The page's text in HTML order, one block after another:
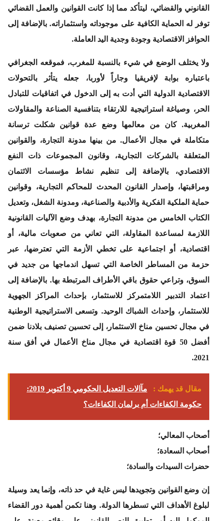
القانوني والقضائي، ليتأكد مما إذا كانت القوانين والعمل القضائي
توفر له الحماية الكافية على موجوداته واستثماراته. بالإضافة إلى
الحوافز الاقتصادية وجودة وجدية اليد العاملة.
ولا يختلف الوضع في شيء بالنسبة للمغرب، فموقعه الجغرافي
باعتباره بوابة لإفريقيا وجاراً لأوربا، جعله يتأثر بالتحولات
الاقتصادية الدولية التي أدت به إلى الدخول في اتفاقيات للتبادل
الحر، وصياغة استراتيجية للارتقاء بتنافسية الصناعة والمقاولات
المغربية. كان من معالمها وضع عدة قوانين شكلت ترسانة
متكاملة في مجال الأعمال. من بينها مدونة التجارة، والقوانين
المتعلقة بالشركات التجارية، وقانون المجموعات ذات النفع
الاقتصادي، بالإضافة إلى تنظيم نشاط مؤسسات الائتمان
ومراقبتها، وإصدار القانون المحدث للمحاكم التجارية، وقوانين
حماية الملكية الفكرية والأدبية والصناعية، ومدونة الشغل، وتعديل
الكتاب الخامس من مدونة التجارة، بهدف وضع الآليات القانونية
اللازمة لمساعدة المقاولة، التي تعاني من صعوبات مالية، أو
اقتصادية، أو اجتماعية على تخطي الأزمة التي تعترضها، عبر
حزمة من المساطر الخاصة التي تسهل اندماجها من جديد في
السوق، وتراعي حقوق باقي الأطراف المرتبطة بها. بالإضافة إلى
اعتماد التدبير اللامتمركز للاستثمار، بإحداث المراكز الجهوية
للاستثمار، وإحداث الشباك الوحيد. وتسعى الاستراتيجية الوطنية
في مجال تحسين مناخ الاستثمار، إلى تحسين تصنيف بلادنا ضمن
أفضل 50 قوة اقتصادية في مجال مناخ الأعمال في أفق سنة
2021.
مقال قد يهمك :
مآالات التعديل الحكومي 9 أكتوبر 2019:
حكومة الكفاءات أم برلمان الكفاءات؟
أصحاب المعالي؛
أصحاب السعادة؛
حضرات السيدات والسادة؛
إن وضع القوانين وتجويدها ليس غاية في حد ذاته، وإنما يعد وسيلة
لبلوغ الأهداف التي تسطرها الدولة. وهنا تكمن أهمية دور القضاء